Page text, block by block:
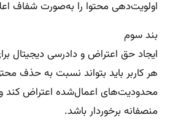
اولویت‌دهی محتوا را به‌صورت شفاف
بند سوم
ایجاد حق اعتراض و دادرسی دیجیتال
هر کاربر باید بتواند نسبت به حذف
محدودیت‌های اعمال‌شده اعتراض کند و
منصفانه برخوردار باشد.